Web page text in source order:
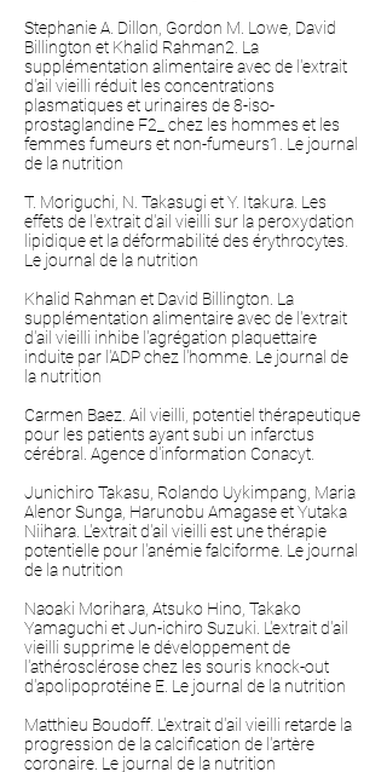
Stephanie A. Dillon, Gordon M. Lowe, David
Billington et Khalid Rahman2. La
supplémentation alimentaire avec de l'extrait
d'ail vieilli réduit les concentrations
plasmatiques et urinaires de 8-iso-
prostaglandine F2_ chez les hommes et les
femmes fumeurs et non-fumeurs1. Le journal
de la nutrition
T. Moriguchi, N. Takasugi et Y. Itakura. Les
effets de l'extrait d'ail vieilli sur la peroxydation
lipidique et la déformabilité des érythrocytes.
Le journal de la nutrition
Khalid Rahman et David Billington. La
supplémentation alimentaire avec de l'extrait
d'ail vieilli inhibe l'agrégation plaquettaire
induite par l'ADP chez l'homme. Le journal de
la nutrition
Carmen Baez. Ail vieilli, potentiel thérapeutique
pour les patients ayant subi un infarctus
cérébral. Agence d'information Conacyt.
Junichiro Takasu, Rolando Uykimpang, Maria
Alenor Sunga, Harunobu Amagase et Yutaka
Niihara. L'extrait d'ail vieilli est une thérapie
potentielle pour l'anémie falciforme. Le journal
de la nutrition
Naoaki Morihara, Atsuko Hino, Takako
Yamaguchi et Jun-ichiro Suzuki. L'extrait d'ail
vieilli supprime le développement de
l'athérosclérose chez les souris knock-out
d'apolipoprotéine E. Le journal de la nutrition
Matthieu Boudoff. L'extrait d'ail vieilli retarde la
progression de la calcification de l'artère
coronaire. Le journal de la nutrition